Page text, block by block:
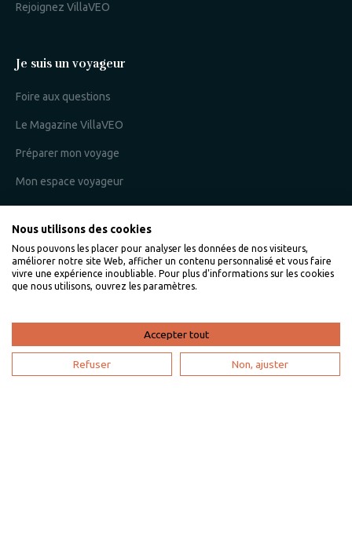
Rejoignez VillaVEO
Je suis un voyageur
Foire aux questions
Le Magazine VillaVEO
Préparer mon voyage
Mon espace voyageur
L'expertise VillaVEO
Mon espace propriétaire
Nous utilisons des cookies
Nous pouvons les placer pour analyser les données de nos visiteurs,
améliorer notre site Web, afficher un contenu personnalisé et vous faire
vivre une expérience inoubliable. Pour plus d'informations sur les cookies
que nous utilisons, ouvrez les paramètres.
Accepter tout
Refuser Non, ajuster